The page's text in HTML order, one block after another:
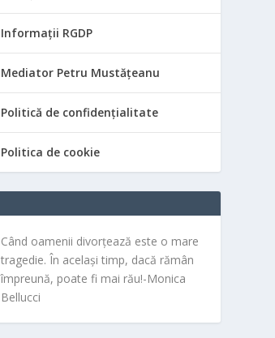
Informații RGDP
Mediator Petru Mustățeanu
Politică de confidențialitate
Politica de cookie
Când oamenii divorțează este o mare
tragedie. În același timp, dacă rămân
împreună, poate fi mai rău!-Monica
Bellucci